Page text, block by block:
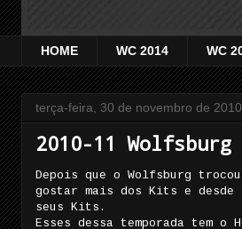
HOME WC 2014 WC
terça-feira, 30 de novembro de 2010
2010-11
Depois que o Wolfsburg
gostar mais dos Kits e desde
seus Kits.
Esses dessa temporada tem o